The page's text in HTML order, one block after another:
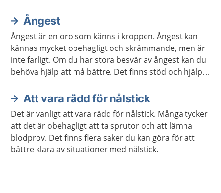
behövs behandling.
Ångest
Ångest är en oro som känns i kroppen. Ångest kan
kännas mycket obehagligt och skrämmande, men är
inte farligt. Om du har stora besvär av ångest kan du
behöva hjälp att må bättre. Det finns stöd och hjälp
Att vara rädd för nålstick
Det är vanligt att vara rädd för nålstick. Många tycker
att det är obehagligt att ta sprutor och att lämna
blodprov. Det finns flera saker du kan göra för att
bättre klara av situationer med nålstick.